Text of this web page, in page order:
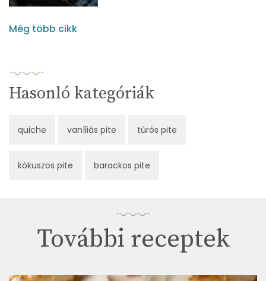
Még több cikk
Hasonló kategóriák
quiche vaníliás pite túrós pite
kókuszos pite barackos pite
További receptek